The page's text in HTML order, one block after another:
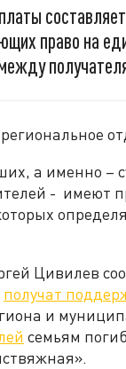
право на
региональное
а именно –
- имеют
Цивилев
получат
и
семьям